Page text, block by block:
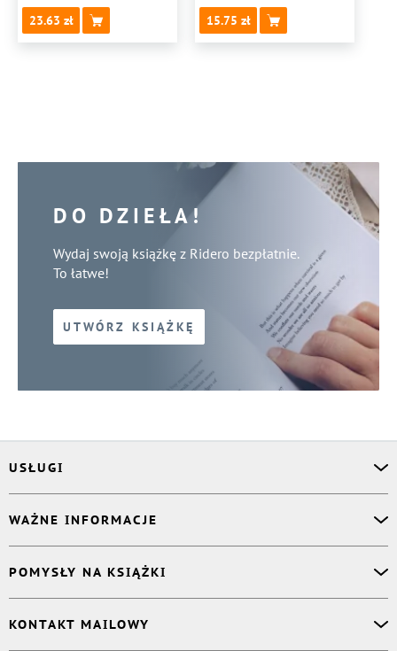
23.63
15.75
DO DZIEŁA!
Wydaj swoją książkę z Ridero bezpłatnie.
To łatwe!
UTWÓRZ KSIĄŻKĘ
USŁUGI
Korektor
Projektant okładki
Druk Twojej książki
Publikacja
WAŻNE INFORMACJE
Książki Ridero
Pomoc
Polityka prywatności
POMYSŁY NA KSIĄŻKI
Dzienniczek malucha
KONTAKT MAILOWY